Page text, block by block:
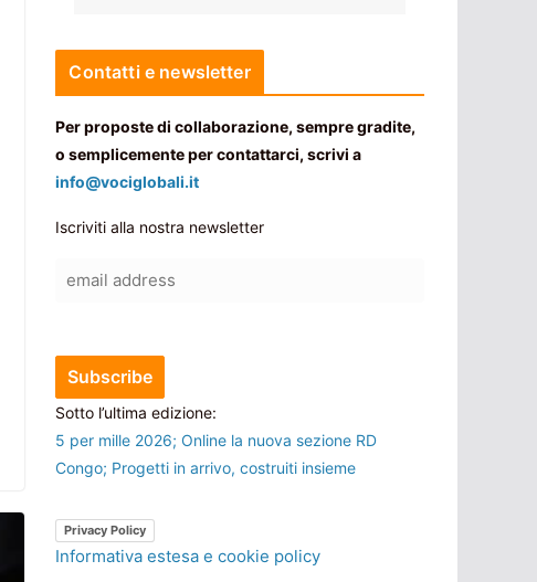
Contatti e newsletter
Per proposte di collaborazione, sempre gradite,
o semplicemente per contattarci, scrivi a
info@vociglobali.it
Iscriviti alla nostra newsletter
Sotto l’ultima edizione:
5 per mille 2026; Online la nuova sezione RD
Congo; Progetti in arrivo, costruiti insieme
Privacy Policy
Informativa estesa e cookie policy